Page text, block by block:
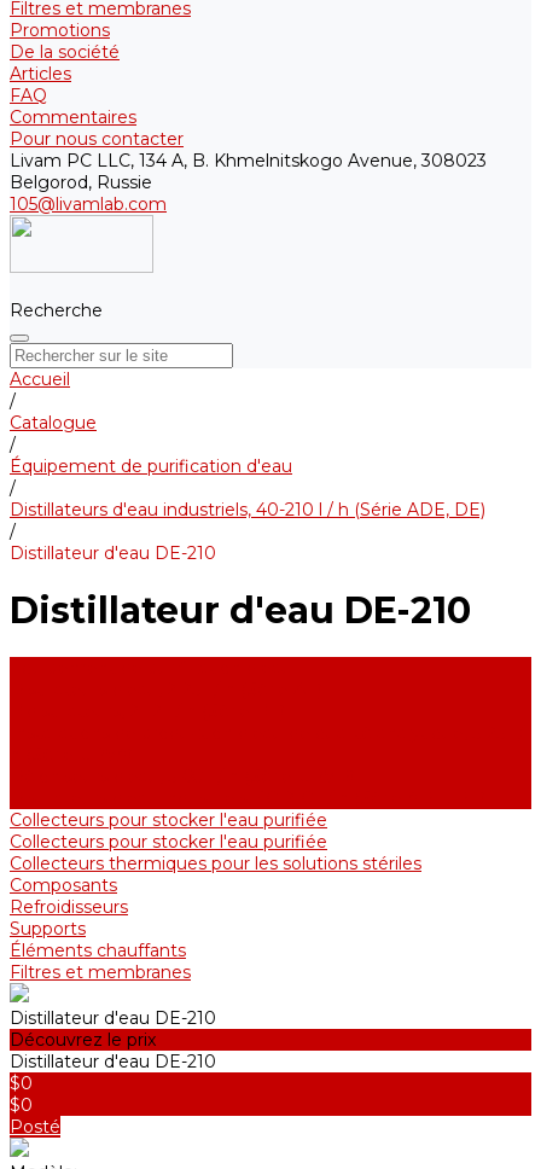
Filtres et membranes
Promotions
De la société
Articles
FAQ
Commentaires
Pour nous contacter
Livam PC LLC, 134 A, B. Khmelnitskogo Avenue, 308023
Belgorod, Russie
105@livamlab.com
Recherche
Accueil
/
Catalogue
/
Équipement de purification d'eau
/
Distillateurs d'eau industriels, 40-210 l / h (Série ADE, DE)
/
Distillateur d'eau DE-210
Distillateur d'eau DE-210
Collecteurs pour stocker l'eau purifiée
Collecteurs pour stocker l'eau purifiée
Collecteurs thermiques pour les solutions stériles
Composants
Refroidisseurs
Supports
Éléments chauffants
Filtres et membranes
Distillateur d'eau DE-210
Découvrez le prix
Distillateur d'eau DE-210
$0
$0
Posté